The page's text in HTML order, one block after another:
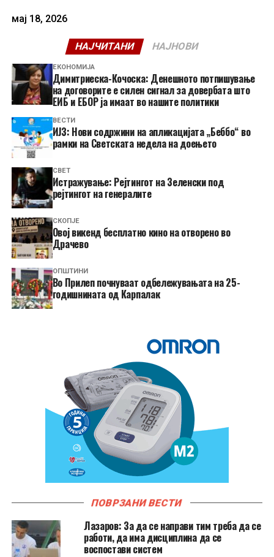
мај 18, 2026
НАЈЧИТАНИ НАЈНОВИ
ЕКОНОМИЈА
Димитриеска-Кочоска: Денешното потпишување
на договорите е силен сигнал за довербата што
ЕИБ и ЕБОР ја имаат во нашите политики
ВЕСТИ
ИЈЗ: Нови содржини на апликацијата „Беббо“ во
рамки на Светската недела на доењето
СВЕТ
Истражување: Рејтингот на Зеленски под
рејтингот на генералите
СКОПЈЕ
​Овој викенд бесплатно кино на отворено во
Драчево
ОПШТИНИ
Во Прилеп почнуваат одбележувањата на 25-
годишнината од Карпалак
ПОВРЗАНИ ВЕСТИ
Лазаров: За да се направи тим треба да се
работи, да има дисциплина да се
воспостави систем